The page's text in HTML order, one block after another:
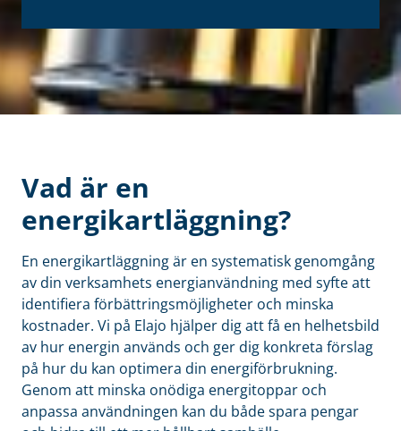
Vad är en
energikartläggning?
En energikartläggning är en systematisk genomgång
av din verksamhets energianvändning med syfte att
identifiera förbättringsmöjligheter och minska
kostnader. Vi på Elajo hjälper dig att få en helhetsbild
av hur energin används och ger dig konkreta förslag
på hur du kan optimera din energiförbrukning.
Genom att minska onödiga energitoppar och
anpassa användningen kan du både spara pengar